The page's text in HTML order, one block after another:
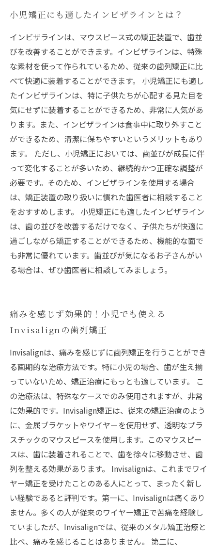
小児矯正にも適したインビザラインとは？
インビザラインは、マウスピース式の矯正装置で、歯並
びを改善することができます。インビザラインは、特殊
な素材を使って作られているため、従来の歯列矯正に比
べて快適に装着することができます。 小児矯正にも適し
たインビザラインは、特に子供たちが心配する見た目を
気にせずに装着することができるため、非常に人気があ
ります。また、インビザラインは食事中に取り外すこと
ができるため、清潔に保ちやすいというメリットもあり
ます。 ただし、小児矯正においては、歯並びが成長に伴
って変化することが多いため、継続的かつ正確な調整が
必要です。そのため、インビザラインを使用する場合
は、矯正装置の取り扱いに慣れた歯医者に相談すること
をおすすめします。 小児矯正にも適したインビザライン
は、歯の並びを改善するだけでなく、子供たちが快適に
過ごしながら矯正することができるため、機能的な面で
も非常に優れています。歯並びが気になるお子さんがい
る場合は、ぜひ歯医者に相談してみましょう。
痛みを感じず効果的！小児でも使える
Invisalignの歯列矯正
Invisalignは、痛みを感じずに歯列矯正を行うことができ
る画期的な治療方法です。特に小児の場合、歯が生え揃
っていないため、矯正治療にもっとも適しています。 こ
の治療法は、特殊なケースでのみ使用されますが、非常
に効果的です。Invisalign矯正は、従来の矯正治療のよう
に、金属ブラケットやワイヤーを使用せず、透明なプラ
スチックのマウスピースを使用します。このマウスピー
スは、歯に装着されることで、歯を徐々に移動させ、歯
列を整える効果があります。 Invisalignは、これまでワイ
ヤー矯正を受けたことのある人にとって、まったく新し
い経験であると評判です。第一に、Invisalignは痛くあり
ません。多くの人が従来のワイヤー矯正で苦痛を経験し
ていましたが、Invisalignでは、従来のメタル矯正治療と
比べ、痛みを感じることはありません。 第二に、